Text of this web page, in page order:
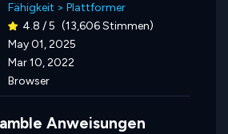
Fähigkeit > Plattformer
4.8 / 5 (13,606 Stimmen)
May 01, 2025
Mar 10, 2022
Browser
Anweisungen